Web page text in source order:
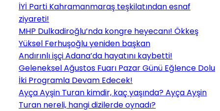
İYİ Parti Kahramanmaraş teşkilatından esnaf
ziyareti!
MHP Dulkadiroğlu’nda kongre heyecanı! Ökkeş
Yüksel Ferhuşoğlu yeniden başkan
Andırınlı işçi Adana’da hayatını kaybetti!
Geleneksel Ağustos Fuarı Pazar Günü Eğlence Dolu
İki Programla Devam Edecek!
Ayça Ayşin Turan kimdir, kaç yaşında? Ayça Ayşin
Turan nereli, hangi dizilerde oynadı?